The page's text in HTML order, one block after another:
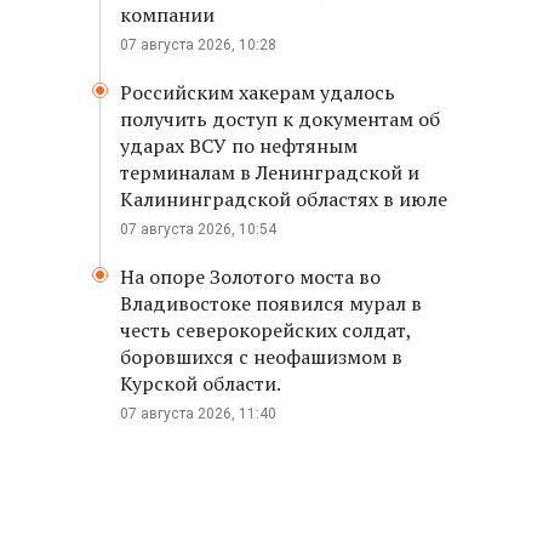
компании
07 августа 2026, 10:28
Российским хакерам удалось
получить доступ к документам об
ударах ВСУ по нефтяным
терминалам в Ленинградской и
Калининградской областях в июле
07 августа 2026, 10:54
На опоре Золотого моста во
Владивостоке появился мурал в
честь северокорейских солдат,
боровшихся с неофашизмом в
Курской области.
07 августа 2026, 11:40